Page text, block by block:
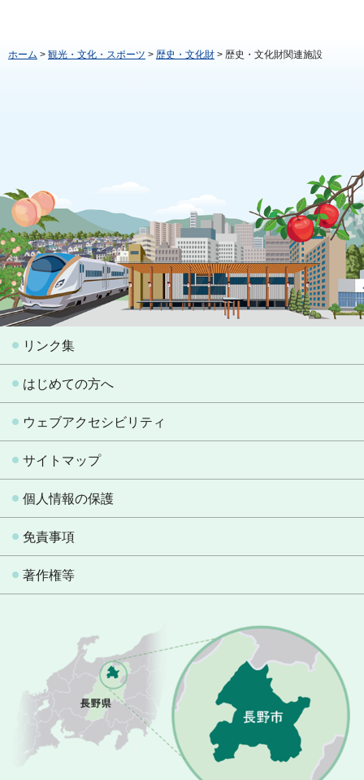
ホーム > 観光・文化・スポーツ > 歴史・文化財 > 歴史・文化財関連施設
リンク集
はじめての方へ
ウェブアクセシビリティ
サイトマップ
個人情報の保護
免責事項
著作権等